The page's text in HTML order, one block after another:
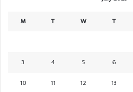
M T W T
3
4 5 6
10
11 12 13